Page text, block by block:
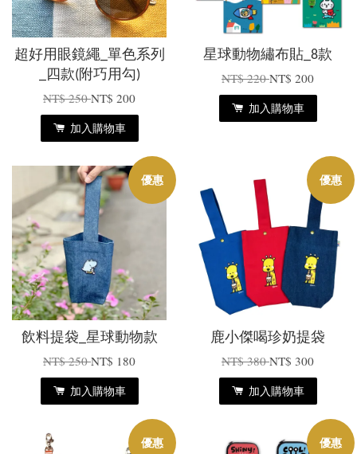
超好用眼鏡繩_單色系列
_四款(附巧用勾)
NT$ 250NT$ 200
加入購物車
星球動物繡布貼_8款
NT$ 220NT$ 200
加入購物車
優惠
飲料提袋_星球動物款
NT$ 250NT$ 180
加入購物車
優惠
鹿小傑喝珍奶提袋
NT$ 380NT$ 300
加入購物車
優惠 優惠